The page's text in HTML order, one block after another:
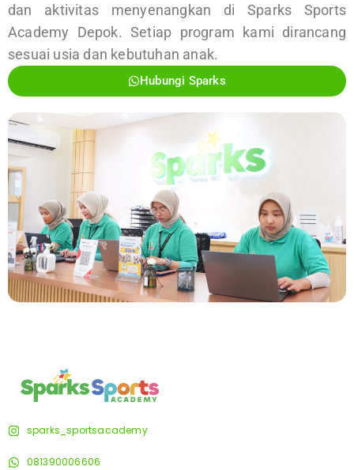
dan aktivitas menyenangkan di Sparks Sports
Academy Depok. Setiap program kami dirancang
sesuai usia dan kebutuhan anak.
Hubungi Sparks
sparks_sportsacademy
081390006606